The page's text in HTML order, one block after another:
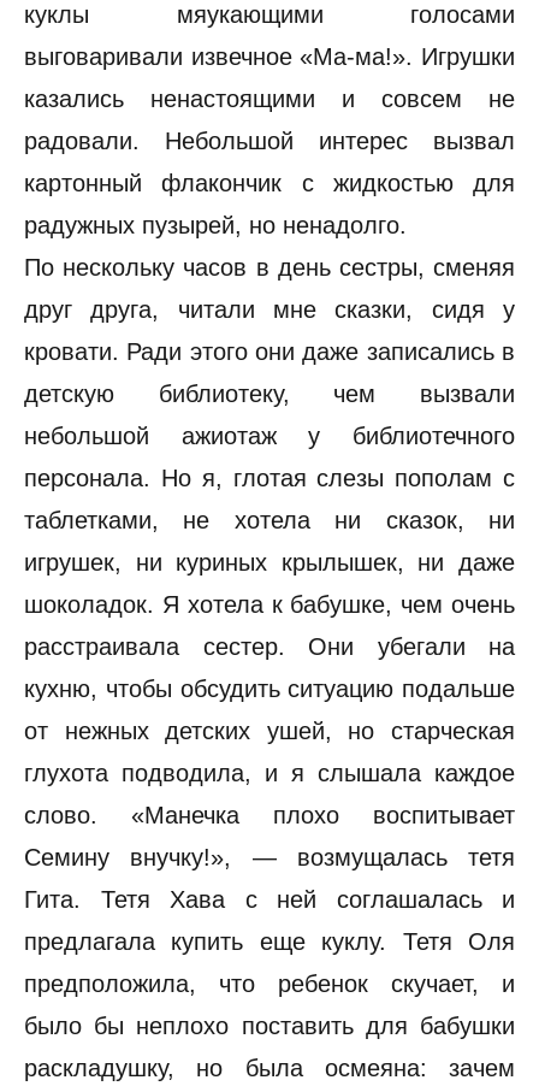
куклы мяукающими голосами
выговаривали извечное «Ма-ма!». Игрушки
казались ненастоящими и совсем не
радовали. Небольшой интерес вызвал
картонный флакончик с жидкостью для
радужных пузырей, но ненадолго.
По нескольку часов в день сестры, сменяя
друг друга, читали мне сказки, сидя у
кровати. Ради этого они даже записались в
детскую библиотеку, чем вызвали
небольшой ажиотаж у библиотечного
персонала. Но я, глотая слезы пополам с
таблетками, не хотела ни сказок, ни
игрушек, ни куриных крылышек, ни даже
шоколадок. Я хотела к бабушке, чем очень
расстраивала сестер. Они убегали на
кухню, чтобы обсудить ситуацию подальше
от нежных детских ушей, но старческая
глухота подводила, и я слышала каждое
слово. «Манечка плохо воспитывает
Семину внучку!», — возмущалась тетя
Гита. Тетя Хава с ней соглашалась и
предлагала купить еще куклу. Тетя Оля
предположила, что ребенок скучает, и
было бы неплохо поставить для бабушки
раскладушку, но была осмеяна: зачем